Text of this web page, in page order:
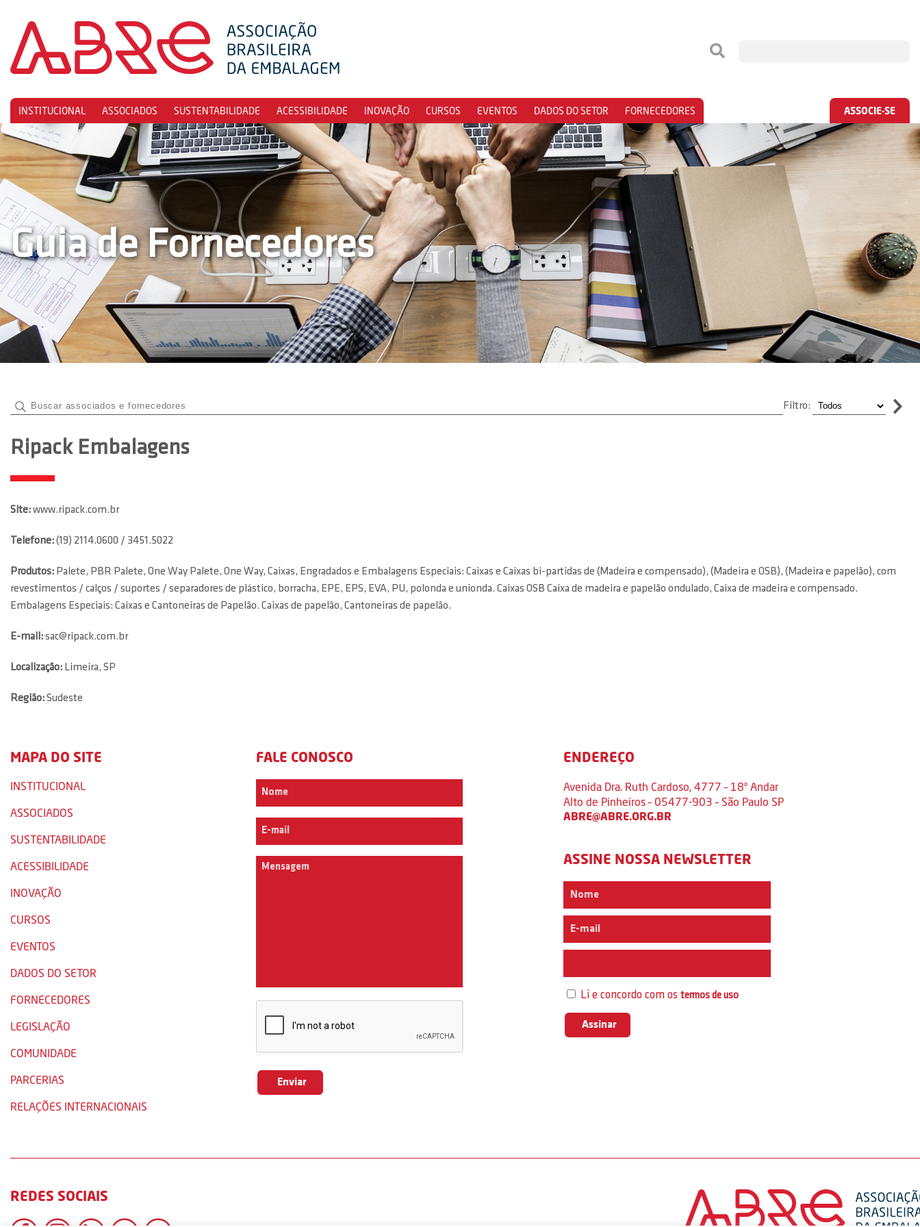
INSTITUCIONAL ASSOCIADOS SUSTENTABILIDADE ACESSIBILIDADE INOVAÇÃO CURSOS EVENTOS DADOS DO SETOR FORNECEDORES ASSOCIE-SE
Guia de Fornecedores
Filtro:
Ripack Embalagens
Site:www.ripack.com.br
Telefone:(19) 2114.0600 / 3451.5022
Produtos: Palete, PBR Palete, One Way Palete, One Way, Caixas, Engradados e Embalagens Especiais: Caixas e Caixas bi-partidas de (Madeira e compensado), (Madeira e OSB), (Madeira e papelão), com
revestimentos / calços / suportes / separadores de plástico, borracha, EPE, EPS, EVA, PU, polonda e unionda. Caixas OSB Caixa de madeira e papelão ondulado, Caixa de madeira e compensado.
Embalagens Especiais: Caixas e Cantoneiras de Papelão. Caixas de papelão, Cantoneiras de papelão.
E-mail:sac@ripack.com.br
Localização: Limeira, SP
Região:Sudeste
MAPA DO SITE
INSTITUCIONAL
ASSOCIADOS
SUSTENTABILIDADE
ACESSIBILIDADE
INOVAÇÃO
CURSOS
EVENTOS
DADOS DO SETOR
FORNECEDORES
LEGISLAÇÃO
COMUNIDADE
PARCERIAS
RELAÇÕES INTERNACIONAIS
FALE CONOSCO ENDEREÇO
Avenida Dra. Ruth Cardoso, 4777 – 18º Andar
Alto de Pinheiros – 05477-903 – São Paulo SP
ABRE@ABRE.ORG.BR
ASSINE NOSSA NEWSLETTER
Li e concordo com ostermos de uso
REDES SOCIAIS